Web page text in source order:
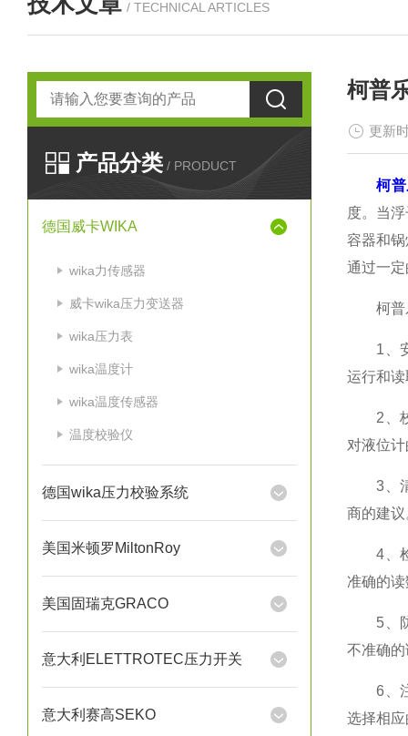
/ TECHNICAL ARTICLES
产品分类 / PRODUCT
德国威卡WIKA
wika力传感器
威卡wika压力变送器
wika压力表
wika温度计
wika温度传感器
温度校验仪
德国wika压力校验系统
美国米顿罗MiltonRoy
美国固瑞克GRACO
意大利ELETTROTEC压力开关
意大利赛高SEKO
柯普
更新
柯
度。当
容器和
通过一
柯普乐
1、安
运行和
2、校
对液位
3、清
商的建议
4、检
准确的
5、防
不准确
6、注
选择相